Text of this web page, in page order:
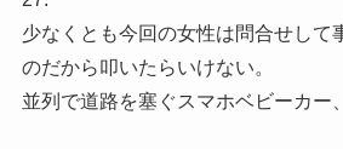
少なくとも今回の女性は問合せして
のだから叩いたらいけない。
並列で道路を塞ぐスマホベビーカー